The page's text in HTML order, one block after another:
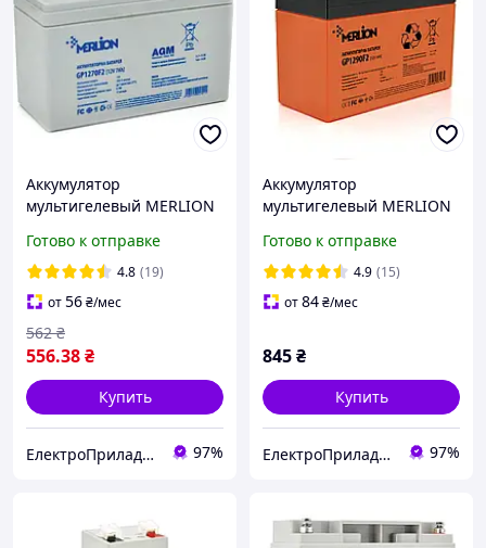
Аккумулятор
мультигелевый MERLION
(батарея для ИБП)
Готово к отправке
4.8 (19)
от56₴/мес
556.38₴
562 ₴
Купить
ЕлектроПриладТехСервіс 97%
Аккумулятор
мультигелевый MERLION
GP1290F2 AGM (батарея
для ИБП)
Готово к отправке
4.9 (15)
от84₴/мес
845₴
Купить
ЕлектроПриладТехСервіс 97%